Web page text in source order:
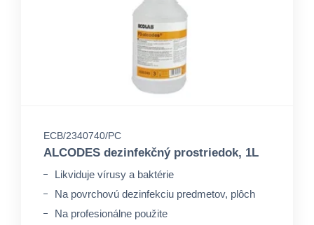
ECB/2340740/PC
ALCODES dezinfekčný prostriedok, 1L
Likviduje vírusy a baktérie
Na povrchovú dezinfekciu predmetov, plôch
Na profesionálne použite